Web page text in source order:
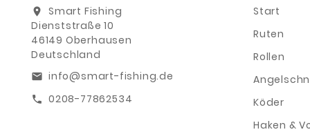
location_on
Smart Fishing
Dienststraße 10
46149 Oberhausen
Deutschland
email info@smart-fishing.de
call 0208-77862534
Start
Ruten
Rollen
Köder
Haken &